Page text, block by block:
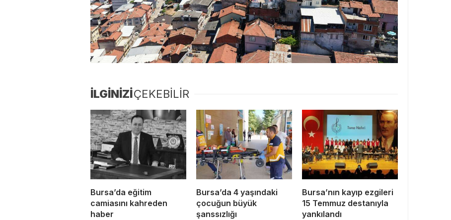
İLGİNİZİÇEKEBİLİR
Bursa’da eğitim
camiasını kahreden
haber
Bursa’da 4 yaşındaki
çocuğun büyük
şanssızlığı
Bursa’nın kayıp ezgileri
15 Temmuz destanıyla
yankılandı